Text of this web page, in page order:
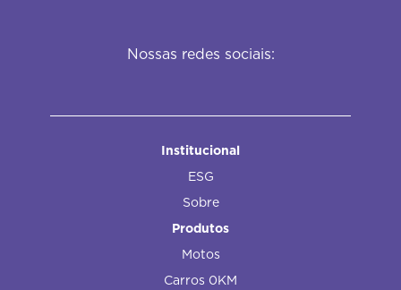
Nossas redes sociais:
Institucional
ESG
Sobre
Produtos
Motos
Carros 0KM